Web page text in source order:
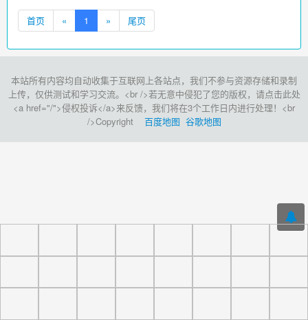
首页 « 1 » 尾页
本站所有内容均自动收集于互联网上各站点，我们不参与资源存储和录制
上传，仅供测试和学习交流。<br />若无意中侵犯了您的版权，请点击此处
<a href="/">侵权投诉</a>来反馈，我们将在3个工作日内进行处理！<br
/>Copyright 百度地图 谷歌地图